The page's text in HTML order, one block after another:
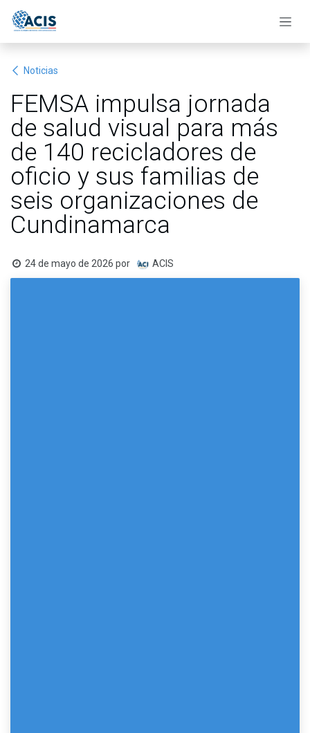
Noticias
FEMSA impulsa jornada
de salud visual para más
de 140 recicladores de
oficio y sus familias de
seis organizaciones de
Cundinamarca
24 de mayo de 2026 por ACIS